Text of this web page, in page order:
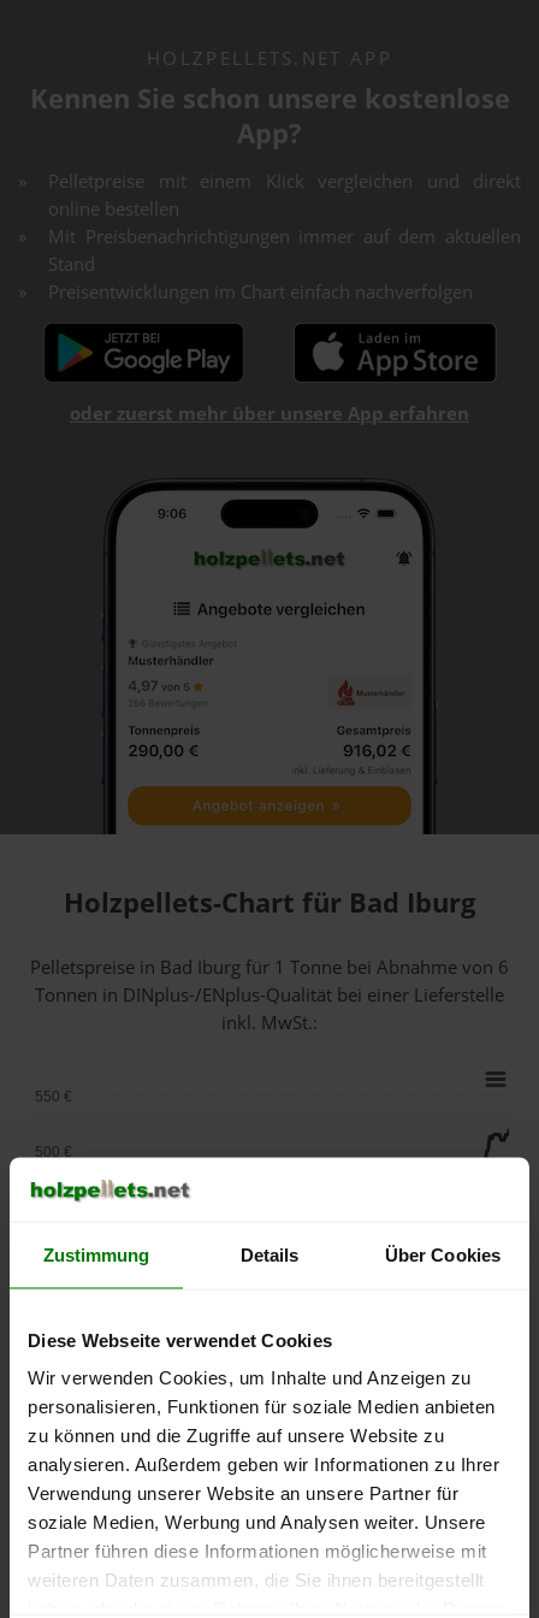
Zustimmung Details Über Cookies
Diese Webseite verwendet Cookies
Wir verwenden Cookies, um Inhalte und Anzeigen zu
personalisieren, Funktionen für soziale Medien anbieten
zu können und die Zugriffe auf unsere Website zu
analysieren. Außerdem geben wir Informationen zu Ihrer
Verwendung unserer Website an unsere Partner für
soziale Medien, Werbung und Analysen weiter. Unsere
Partner führen diese Informationen möglicherweise mit
weiteren Daten zusammen, die Sie ihnen bereitgestellt
HOLZPELLETS.NET APP
Kennen Sie schon unsere kostenlose
App?
Pelletpreise mit einem Klick vergleichen und direkt
online bestellen
Mit Preisbenachrichtigungen immer auf dem aktuellen
Stand
Preisentwicklungen im Chart einfach nachverfolgen
oder zuerst mehr über unsere App erfahren
Holzpellets-Chart für Bad Iburg
Pelletspreise in Bad Iburg für 1 Tonne bei Abnahmevon 6
Tonnen in DINplus-/ENplus-Qualität bei einer Lieferstelle
inkl. MwSt.:
lose Ware Sackware
September
2025
Januar
2026
Mai
2026
250 €
300 €
400 €
500 €
550 €
Die aktuelle Preisentwicklung für Holzpellets in Deutschland
können Sie jederzeit auf unsererPelletspreise-Seite